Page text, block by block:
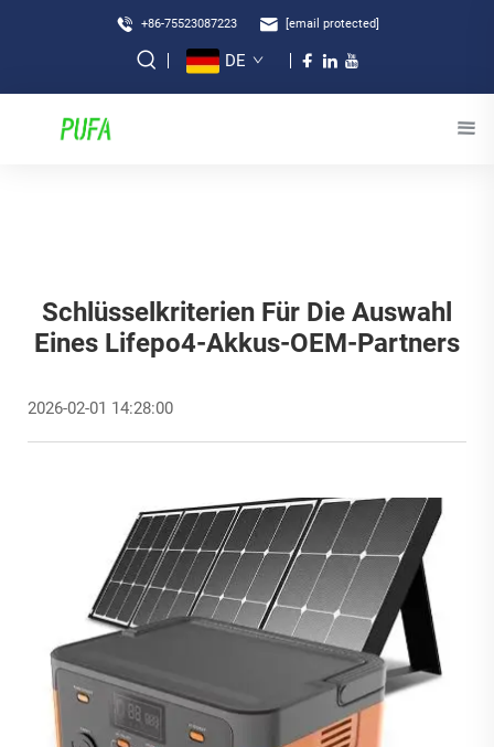
+86-75523087223 [email protected]
DE
Schlüsselkriterien Für Die Auswahl
Eines Lifepo4-Akkus-OEM-Partners
2026-02-01 14:28:00